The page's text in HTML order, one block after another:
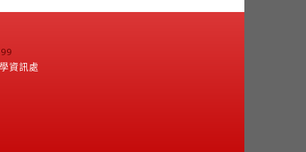
資訊處